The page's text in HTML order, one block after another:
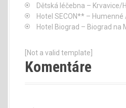
Dětská léčebna – Krvavice/
Hotel SECON** – Humenné
Hotel Biograd – Biograd na
[Not a valid template]
Komentáre